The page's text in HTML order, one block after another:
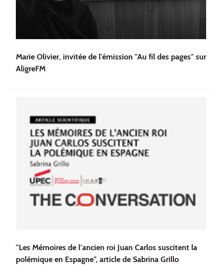
Marie Olivier, invitée de l'émission "Au fil des pages" sur
AligreFM
"Les Mémoires de l’ancien roi Juan Carlos suscitent la
polémique en Espagne", article de Sabrina Grillo